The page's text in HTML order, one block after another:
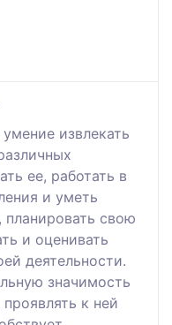
извлекать
ее, работать в
и уметь
планировать свою
и оценивать
деятельности.
значимость
к ней